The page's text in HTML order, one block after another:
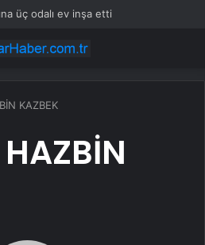
üç odalı ev inşa etti
KAZBEK